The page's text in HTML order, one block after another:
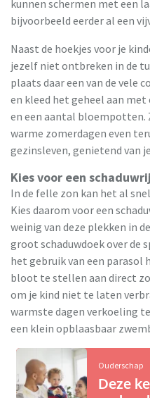
kunnen schermen met een
bijvoorbeeld eerder al een
Naast de hoekjes voor je
jezelf niet ontbreken in de
plaats daar een van de vele
en kleed het geheel aan
en een aantal bloempotten.
warme zomerdagen even
gezinsleven, genietend van
Kies voor een
In de felle zon kan het al
Kies daarom voor een
weinig van deze plekken in
groot schaduwdoek over de
het gebruik van een
bloot te stellen aan direct
om je kind niet te laten
warmste dagen verkoeling
een klein opblaasbaar
Ouderschap
Deze